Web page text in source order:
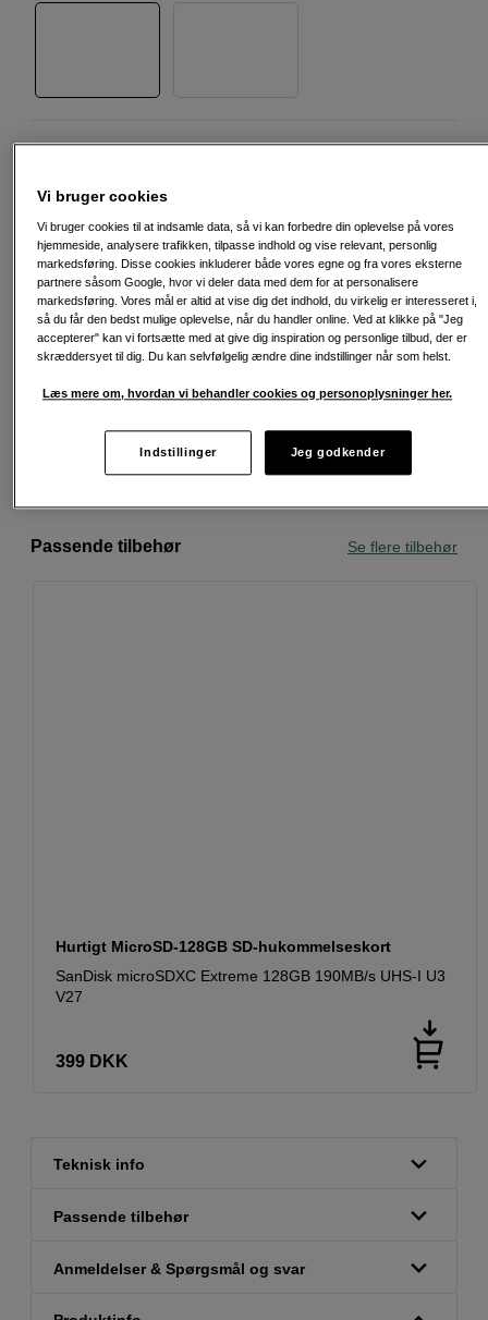
Læg i indkøbskurv
Fri fragt ved køb over 500 kr.
30 dages returret
Personlig service og ekspertrådgivning
Passende tilbehør Se flere tilbehør
Hurtigt MicroSD-128GB SD-hukommelseskort
SanDisk microSDXC Extreme 128GB 190MB/s UHS-I U3
V27
399 DKK
Teknisk info
Passende tilbehør
Anmeldelser & Spørgsmål og svar
Vi bruger cookies
Vi bruger cookies til at indsamle data, så vi kan forbedre din oplevelse på vores
hjemmeside, analysere trafikken, tilpasse indhold og vise relevant, personlig
markedsføring. Disse cookies inkluderer både vores egne og fra vores eksterne
partnere såsom Google, hvor vi deler data med dem for at personalisere
markedsføring. Vores mål er altid at vise dig det indhold, du virkelig er interesseret i,
så du får den bedst mulige oplevelse, når du handler online. Ved at klikke på "Jeg
accepterer" kan vi fortsætte med at give dig inspiration og personlige tilbud, der er
skræddersyet til dig. Du kan selvfølgelig ændre dine indstillinger når som helst.
Læs mere om, hvordan vi behandler cookies og personoplysninger her.
Indstillinger Jeg godkender